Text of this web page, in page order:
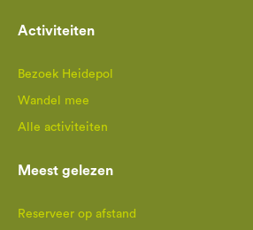
Activiteiten
Bezoek Heidepol
Wandel mee
Alle activiteiten
Meest gelezen
Reserveer op afstand